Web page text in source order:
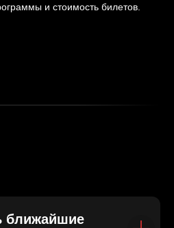
и стоимость билетов.
ближайшие